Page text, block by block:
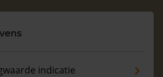
- 08:00 -18:00
indicatie